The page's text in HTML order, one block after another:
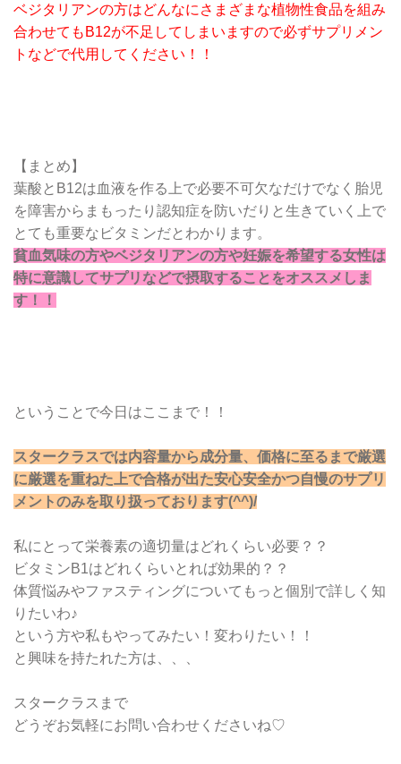
ベジタリアンの方はどんなにさまざまな植物性食品を組み
合わせてもB12が不足してしまいますので必ずサプリメン
トなどで代用してください！！
【まとめ】
葉酸とB12は血液を作る上で必要不可欠なだけでなく胎児
を障害からまもったり認知症を防いだりと生きていく上で
とても重要なビタミンだとわかります。
貧血気味の方やベジタリアンの方や妊娠を希望する女性は
特に意識してサプリなどで摂取することをオススメしま
す！！
ということで今日はここまで！！
スタークラスでは内容量から成分量、価格に至るまで厳選
に厳選を重ねた上で合格が出た安心安全かつ自慢のサプリ
メントのみを取り扱っております(^^)/
私にとって栄養素の適切量はどれくらい必要？？
ビタミンB1はどれくらいとれば効果的？？
体質悩みやファスティングについてもっと個別で詳しく知
りたいわ♪
という方や私もやってみたい！変わりたい！！
と興味を持たれた方は、、、
スタークラスまで
どうぞお気軽にお問い合わせくださいね♡